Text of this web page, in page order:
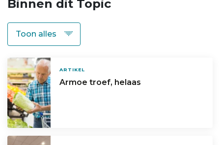
Binnen dit Topic
ARTIKEL
Armoe troef, helaas